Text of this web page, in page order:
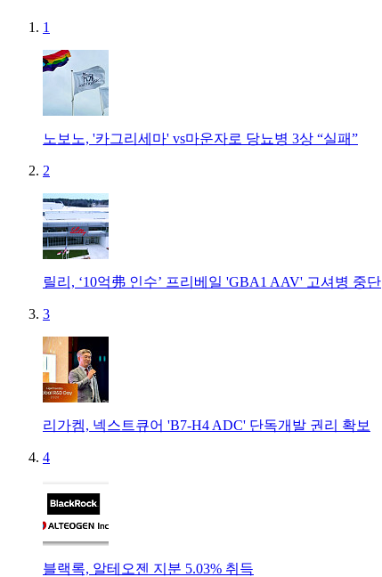
1
노보노, '카그리세마' vs마운자로 당뇨병 3상 “실패”
2
릴리, ‘10억弗 인수’ 프리베일 'GBA1 AAV' 고셔병 중단
3
리가켐, 넥스트큐어 'B7-H4 ADC' 단독개발 권리 확보
4
블랙록, 알테오젠 지분 5.03% 취득